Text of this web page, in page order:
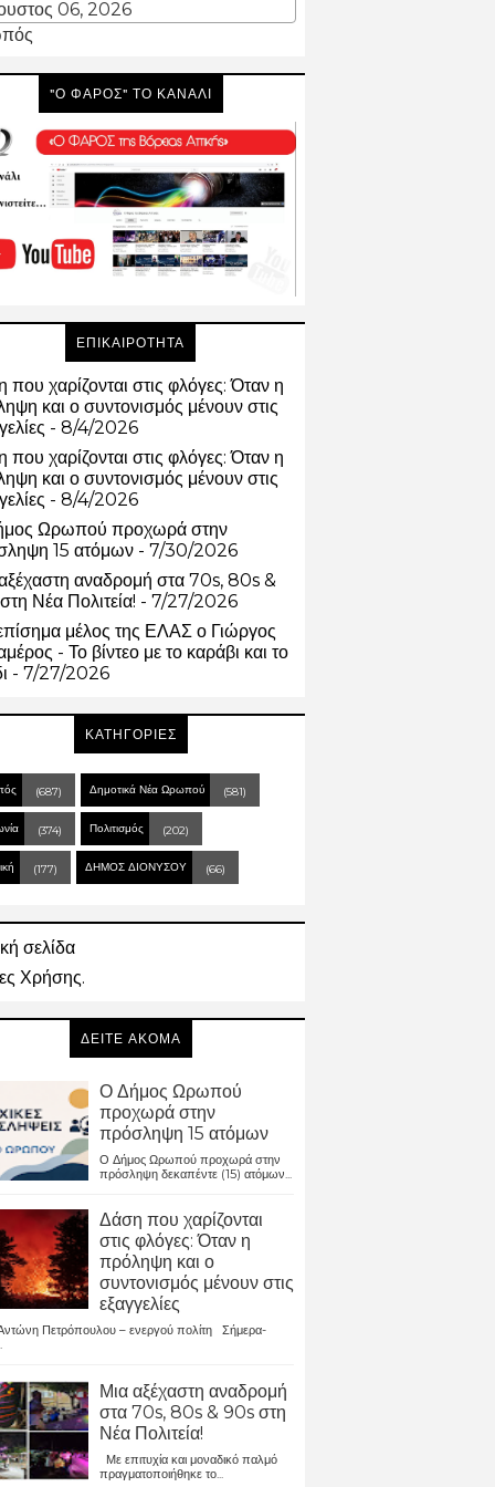
06, 2026
"Ο ΦΑΡΟΣ" ΤΟ ΚΑΝΑΛΙ
ΕΠΙΚΑΙΡΟΤΗΤΑ
που χαρίζονται στις φλόγες: Όταν η
και ο συντονισμός μένουν στις
- 8/4/2026
που χαρίζονται στις φλόγες: Όταν η
και ο συντονισμός μένουν στις
- 8/4/2026
Ωρωπού προχωρά στην
15 ατόμων - 7/30/2026
αναδρομή στα 70s, 80s &
Νέα Πολιτεία! - 7/27/2026
μέλος της ΕΛΑΣ ο Γιώργος
- Το βίντεο με το καράβι και το
- 7/27/2026
ΚΑΤΗΓΟΡΙΕΣ
(687) Δημοτικά Νέα Ωρωπού (581)
(374) Πολιτισμός (202)
(177) ΔΗΜΟΣ ΔΙΟΝΥΣΟΥ (66)
σελίδα
Χρήσης.
ΔΕΙΤΕ ΑΚΟΜΑ
Ο Δήμος Ωρωπού
προχωρά στην
πρόσληψη 15 ατόμων
Ο Δήμος Ωρωπού προχωρά στην
πρόσληψη δεκαπέντε (15) ατόμων...
Δάση που χαρίζονται
στις φλόγες: Όταν η
πρόληψη και ο
συντονισμός μένουν στις
εξαγγελίες
Πετρόπουλου – ενεργού πολίτη Σήμερα-
Μια αξέχαστη αναδρομή
στα 70s, 80s & 90s στη
Νέα Πολιτεία!
Με επιτυχία και μοναδικό παλμό
πραγματοποιήθηκε το...